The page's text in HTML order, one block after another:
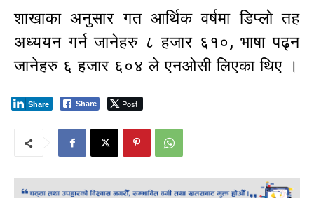
शाखाका अनुसार गत आर्थिक वर्षमा डिप्लो तह
अध्ययन गर्न जानेहरु ८ हजार ६१०, भाषा पढ्न
जानेहरु ६ हजार ६०४ ले एनओसी लिएका थिए ।
Share Post
Share